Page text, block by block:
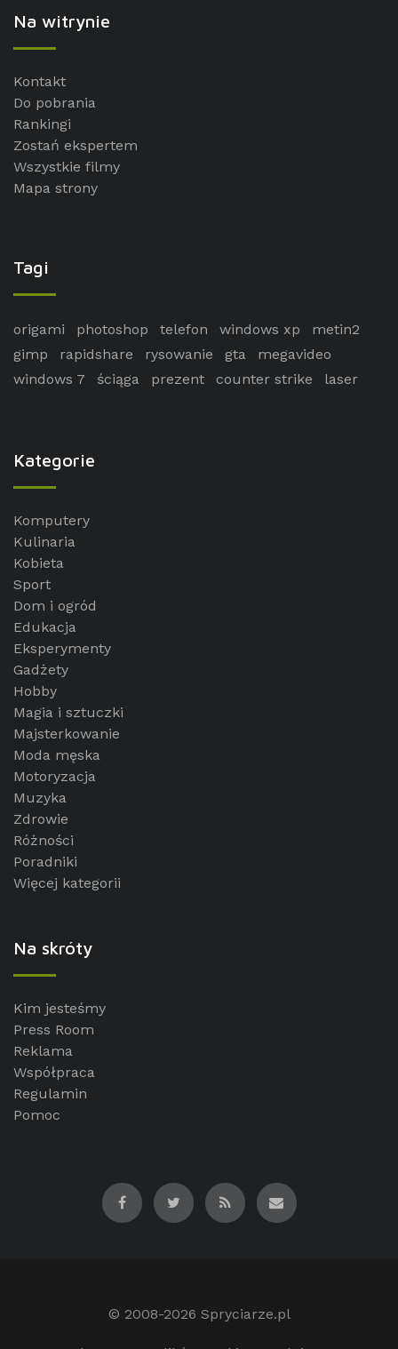
Na witrynie
Kontakt
Do pobrania
Rankingi
Zostań ekspertem
Wszystkie filmy
Mapa strony
Tagi
origami photoshop telefon windows xp
metin2
gimp
rapidshare rysowanie gta
megavideo
windows 7
ściąga prezent counter strike laser
Kategorie
Komputery
Kulinaria
Kobieta
Sport
Dom i ogród
Edukacja
Eksperymenty
Gadżety
Hobby
Magia i sztuczki
Majsterkowanie
Moda męska
Motoryzacja
Muzyka
Zdrowie
Różności
Poradniki
Więcej kategorii
Na skróty
Kim jesteśmy
Press Room
Reklama
Współpraca
Regulamin
Pomoc
© 2008-2026 Spryciarze.pl